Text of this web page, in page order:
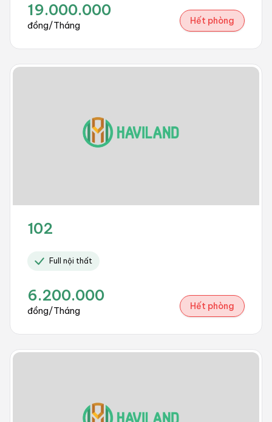
19.000.000
đồng/Tháng Hết phòng
102
Full nội thất
6.200.000
đồng/Tháng Hết phòng